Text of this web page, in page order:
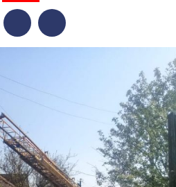
TwitterTelegram